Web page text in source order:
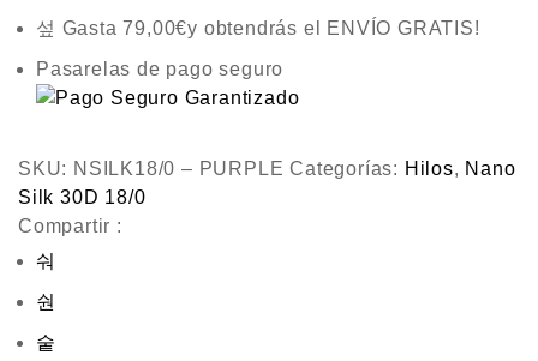
Gasta79,00€y obtendrás el ENVÍO GRATIS!
Pasarelas de pago seguro
SKU: NSILK18/0 – PURPLE Categorías: Hilos, Nano
Silk 30D 18/0
Compartir :